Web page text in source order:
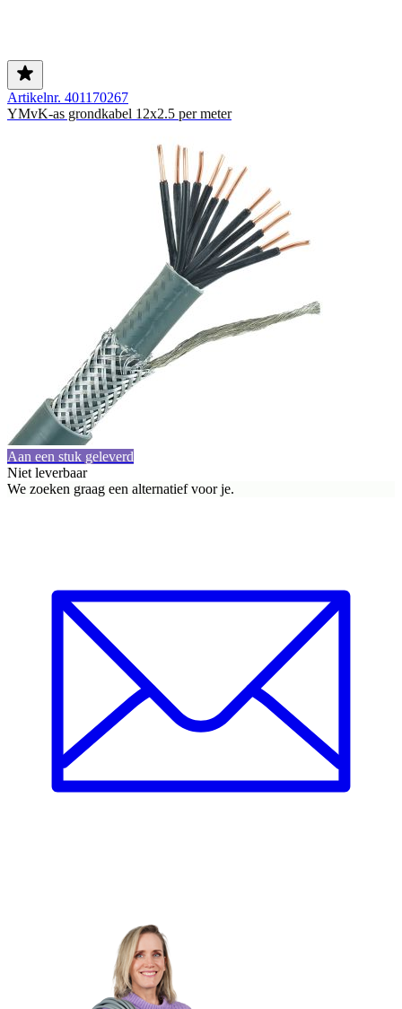
Artikelnr. 401170267
YMvK-as grondkabel 12x2.5 per meter
Aan een stuk geleverd
Niet leverbaar
We zoeken graag een alternatief voor je.